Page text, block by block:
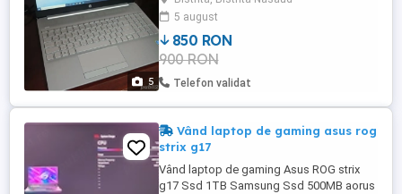
5
incarcatorul original. Are display de 15 full
HD, procesor Intel Pentium Gold, hard
SSD 250
5 august
850 RON
900 RON
Telefon validat
Vând laptop de gaming asus rog
strix g17
Vând laptop de gaming Asus ROG strix
g17 Ssd 1TB Samsung Ssd 500MB aorus